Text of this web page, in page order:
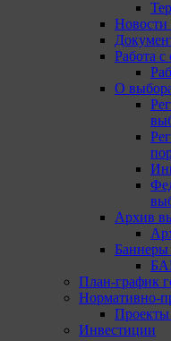
Работа
О
Архив
Баннеры
План-график
Нормативно-
Проекты
Инвестиции